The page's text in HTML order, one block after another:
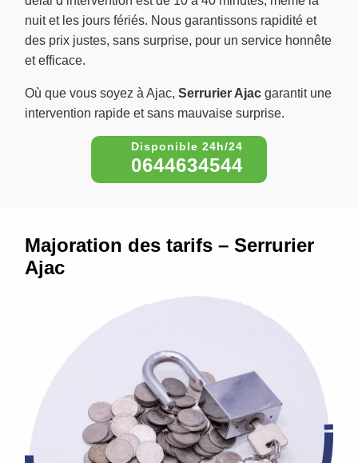
nuit et les jours fériés. Nous garantissons rapidité et
des prix justes, sans surprise, pour un service honnête
et efficace.
Où que vous soyez à Ajac, Serrurier Ajac garantit une
intervention rapide et sans mauvaise surprise.
0644634544
Majoration des tarifs – Serrurier
Ajac